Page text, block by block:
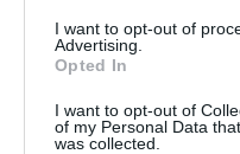
I want to opt-out of
Advertising.
Opted In
I want to opt-out of
of my Personal Data
was collected.